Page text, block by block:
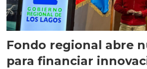
Fondo regional abre
para financiar